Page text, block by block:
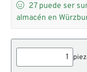
 27 puede ser
almacén en